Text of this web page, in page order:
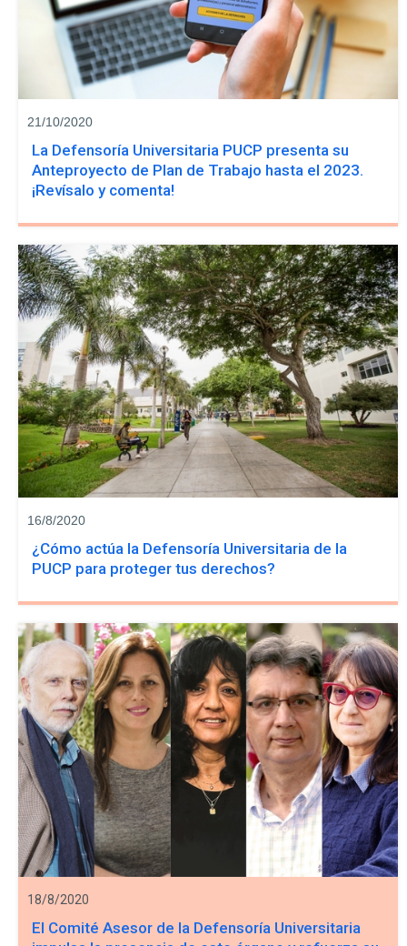
21/10/2020
La Defensoría Universitaria PUCP presenta su
Anteproyecto de Plan de Trabajo hasta el 2023.
¡Revísalo y comenta!
16/8/2020
¿Cómo actúa la Defensoría Universitaria de la
PUCP para proteger tus derechos?
18/8/2020
El Comité Asesor de la Defensoría Universitaria